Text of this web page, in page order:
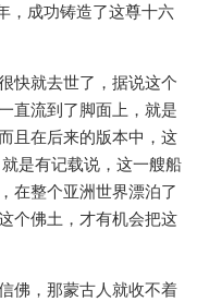
，成功铸造了这尊十六
快就去世了，据说这个
直流到了脚面上，就是
且在后来的版本中，这
是有记载说，这一艘船
在整个亚洲世界漂泊了
个佛土，才有机会把这
佛，那蒙古人就收不着